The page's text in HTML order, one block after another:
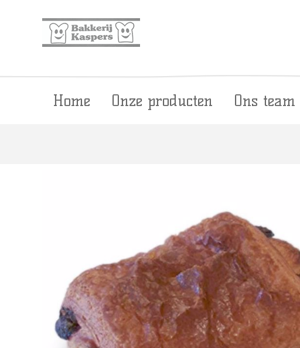
Home Onze producten Ons team